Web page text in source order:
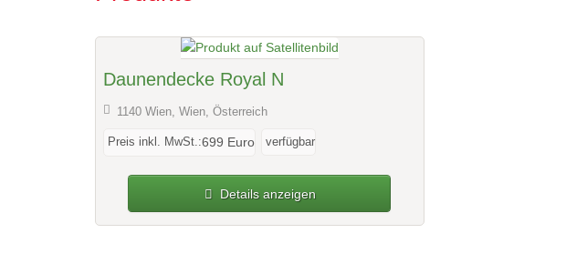
Daunendecke Royal N
1140 Wien, Wien, Österreich
Preis inkl. MwSt.:699 Euro verfügbar
Details anzeigen